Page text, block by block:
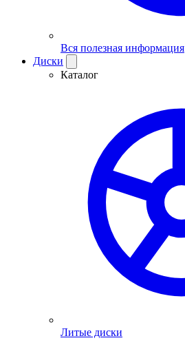
Вся полезная информация
Диски
Каталог
Литые диски